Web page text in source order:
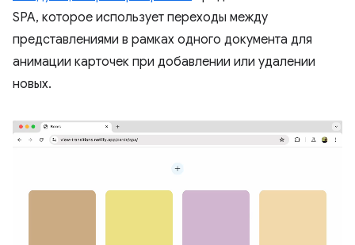
SPA, которое использует переходы между
представлениями в рамках одного документа для
анимации карточек при добавлении или удалении
новых.